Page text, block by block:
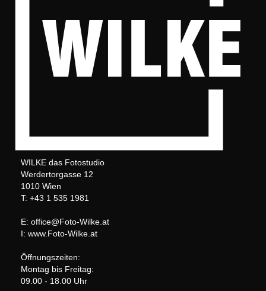
WILKE das Fotostudio
Werdertorgasse 12
1010 Wien
T: +43 1 535 1981
E: office@Foto-Wilke.at
I: www.Foto-Wilke.at
Öffnungszeiten:
Montag bis Freitag:
09.00 - 18.00 Uhr